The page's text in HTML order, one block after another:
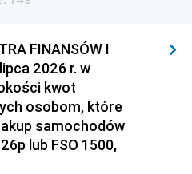
FINANSÓW I
2026 r. w
kwot
osobom, które
samochodów
lub FSO 1500,